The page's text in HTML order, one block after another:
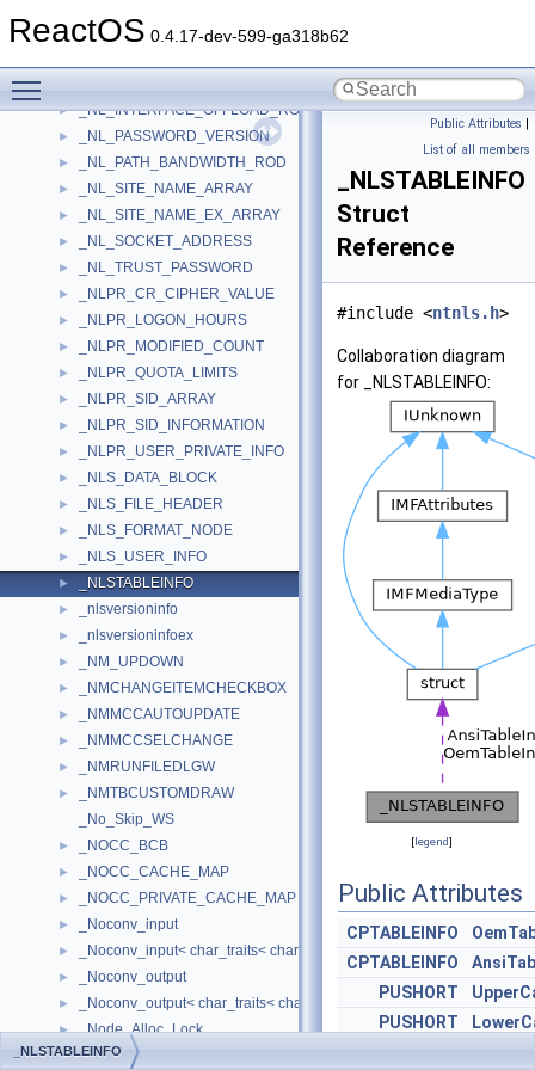
ReactOS 0.4.17-dev-599-ga318b62
► _NHLT_INFO
► _NL_INTERFACE_OFFLOAD_ROD
► _NL_PASSWORD_VERSION
► _NL_PATH_BANDWIDTH_ROD
► _NL_SITE_NAME_ARRAY
► _NL_SITE_NAME_EX_ARRAY
► _NL_SOCKET_ADDRESS
► _NL_TRUST_PASSWORD
► _NLPR_CR_CIPHER_VALUE
► _NLPR_LOGON_HOURS
► _NLPR_MODIFIED_COUNT
► _NLPR_QUOTA_LIMITS
► _NLPR_SID_ARRAY
► _NLPR_SID_INFORMATION
► _NLPR_USER_PRIVATE_INFO
► _NLS_DATA_BLOCK
► _NLS_FILE_HEADER
► _NLS_FORMAT_NODE
► _NLS_USER_INFO
► _NLSTABLEINFO
► _nlsversioninfo
► _nlsversioninfoex
► _NM_UPDOWN
► _NMCHANGEITEMCHECKBOX
► _NMMCCAUTOUPDATE
► _NMMCCSELCHANGE
► _NMRUNFILEDLGW
►
_NMTBCUSTOMDRAW
_No_Skip_WS
► _NOCC_BCB
► _NOCC_CACHE_MAP
► _NOCC_PRIVATE_CACHE_MAP
► _Noconv_input
► _Noconv_input< char_traits< char > >
► _Noconv_output
► _Noconv_output< char_traits< char > >
► _Node_Alloc_Lock
► _Node_alloc_obj
Public Attributes |
List of all members
_NLSTABLEINFO
Struct
Reference
#include <ntnls.h>
Collaboration diagram
for _NLSTABLEINFO:
[legend]
Public Attributes
CPTABLEINFO
CPTABLEINFO
PUSHORT
PUSHORT
_NLSTABLEINFO